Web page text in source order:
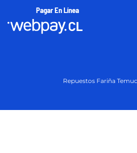
Pagar En Línea
Repuestos Fariña